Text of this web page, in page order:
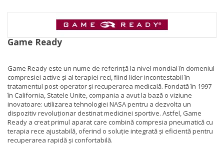
Game Ready
Game Ready este un nume de referință la nivel mondial în domeniul
compresiei active și al terapiei reci, fiind lider incontestabil în
tratamentul post-operator și recuperarea medicală. Fondată în 1997
în California, Statele Unite, compania a avut la bază o viziune
inovatoare: utilizarea tehnologiei NASA pentru a dezvolta un
dispozitiv revoluționar destinat medicinei sportive. Astfel, Game
Ready a creat primul aparat care combină compresia pneumatică cu
terapia rece ajustabilă, oferind o soluție integrată și eficientă pentru
recuperarea rapidă și confortabilă.